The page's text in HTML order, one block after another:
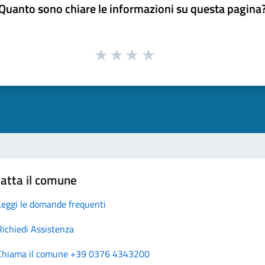
sono chiare le informazioni su questa
il comune
le domande frequenti
Assistenza
il comune +39 0376 4343200